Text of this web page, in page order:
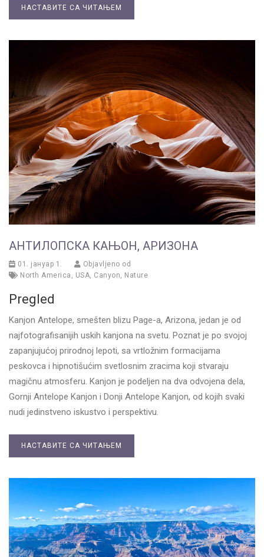
НАСТАВИТЕ СА ЧИТАЊЕМ
АНТИЛОПСКА КАЊОН, АРИЗОНА
01. јануар 1.
Objavljeno od
North America , USA, Canyon, Nature
Pregled
Kanjon Antelope, smešten blizu Page-a, Arizona, jedan je od
najfotografisanijih uskih kanjona na svetu. Poznat je po svojoj
zapanjujućoj prirodnoj lepoti, sa vrtložnim formacijama
peskovca i hipnotišućim svetlosnim zracima koji stvaraju
magičnu atmosferu. Kanjon je podeljen na dva odvojena dela,
Gornji Antelope Kanjon i Donji Antelope Kanjon, od kojih svaki
nudi jedinstveno iskustvo i perspektivu.
НАСТАВИТЕ СА ЧИТАЊЕМ